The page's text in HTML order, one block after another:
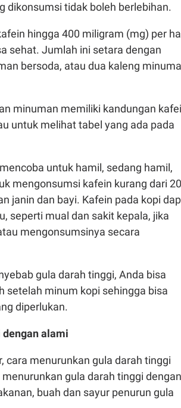
dikonsumsi tidak boleh berlebihan.
hingga 400 miligram (mg) per
sehat. Jumlah ini setara dengan
bersoda, atau dua kaleng
minuman memiliki kandungan
untuk melihat tabel yang ada pada
untuk hamil, sedang hamil,
mengonsumsi kafein kurang dari
janin dan bayi. Kafein pada kopi
seperti mual dan sakit kepala, jika
mengonsumsinya secara
gula darah tinggi, Anda bisa
setelah minum kopi sehingga bisa
diperlukan.
alami
cara menurunkan gula darah tinggi
gula darah tinggi dengan
buah dan sayur penurun gula